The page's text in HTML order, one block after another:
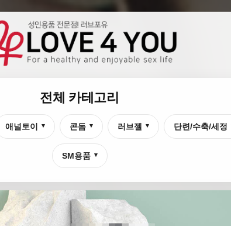
전체 카테고리
애널토이 ▾ 콘돔 ▾ 러브젤 ▾ 단련/수축/세정
SM용품 ▾